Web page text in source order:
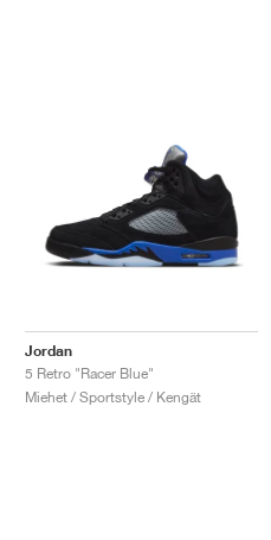
Jordan
5 Retro "Racer Blue"
Miehet / Sportstyle / Kengät